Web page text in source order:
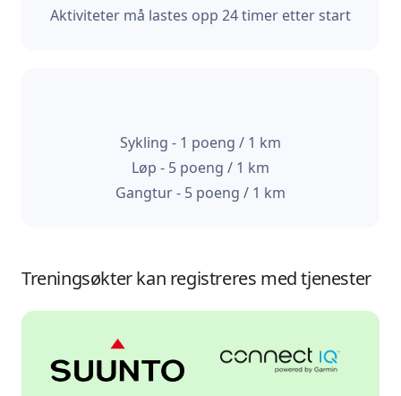
Aktiviteter må lastes opp 24 timer etter start
Sykling - 1 poeng / 1 km
Løp - 5 poeng / 1 km
Gangtur - 5 poeng / 1 km
Treningsøkter kan registreres med tjenester